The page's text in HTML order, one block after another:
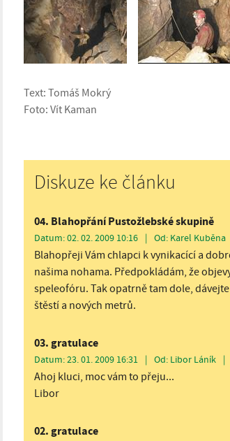
Text: Tomáš Mokrý
Foto: Vít Kaman
Diskuze ke článku
04. Blahopřání Pustožlebské skupině
Datum: 02. 02. 2009 10:16 | Od: Karel Kuběna
Blahopřeji Vám chlapci k vynikacící a
našima nohama. Předpokládám, že
speleofóru. Tak opatrně tam dole,
štěstí a nových metrů.
03. gratulace
Datum: 23. 01. 2009 16:31 | Od: Libor Láník |
Ahoj kluci, moc vám to přeju...
Libor
02. gratulace